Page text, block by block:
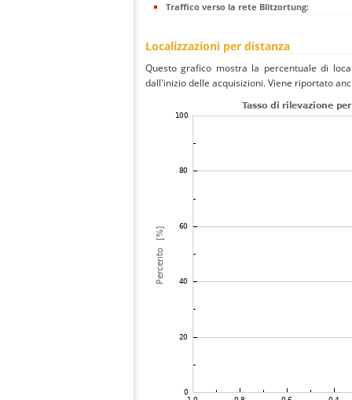
Traffico verso la rete Blitzortung:
Localizzazioni per distanza
Questo grafico mostra la percentuale di
dall'inizio delle acquisizioni. Viene riportato